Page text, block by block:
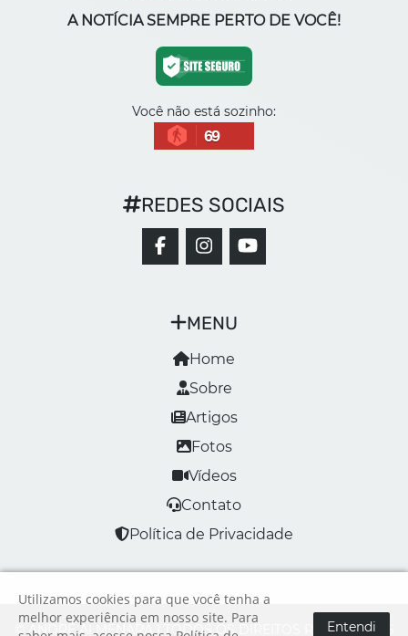
A NOTÍCIA SEMPRE PERTO DE VOCÊ!
Você não está sozinho:
69
MENU
Home
Sobre
Artigos
Fotos
Vídeos
Contato
Política de Privacidade
REDES SOCIAIS
© ANDRÉ ALMENARA | TODOS OS DIREITOS RESERVADOS
Utilizamos cookies para que você tenha a
melhor experiência em nosso site. Para
Entendi